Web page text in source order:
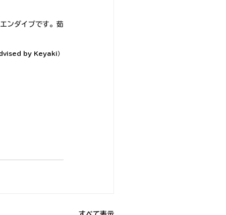
ンダイブです。茹
by Keyaki）